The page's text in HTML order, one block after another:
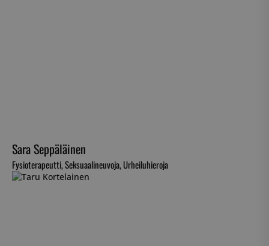
Sara Seppäläinen
Fysioterapeutti, Seksuaalineuvoja, Urheiluhieroja